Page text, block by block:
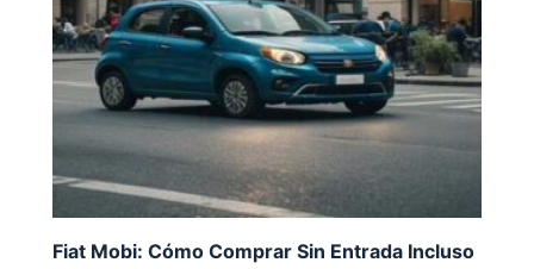
Fiat Mobi: Cómo Comprar Sin Entrada Incluso